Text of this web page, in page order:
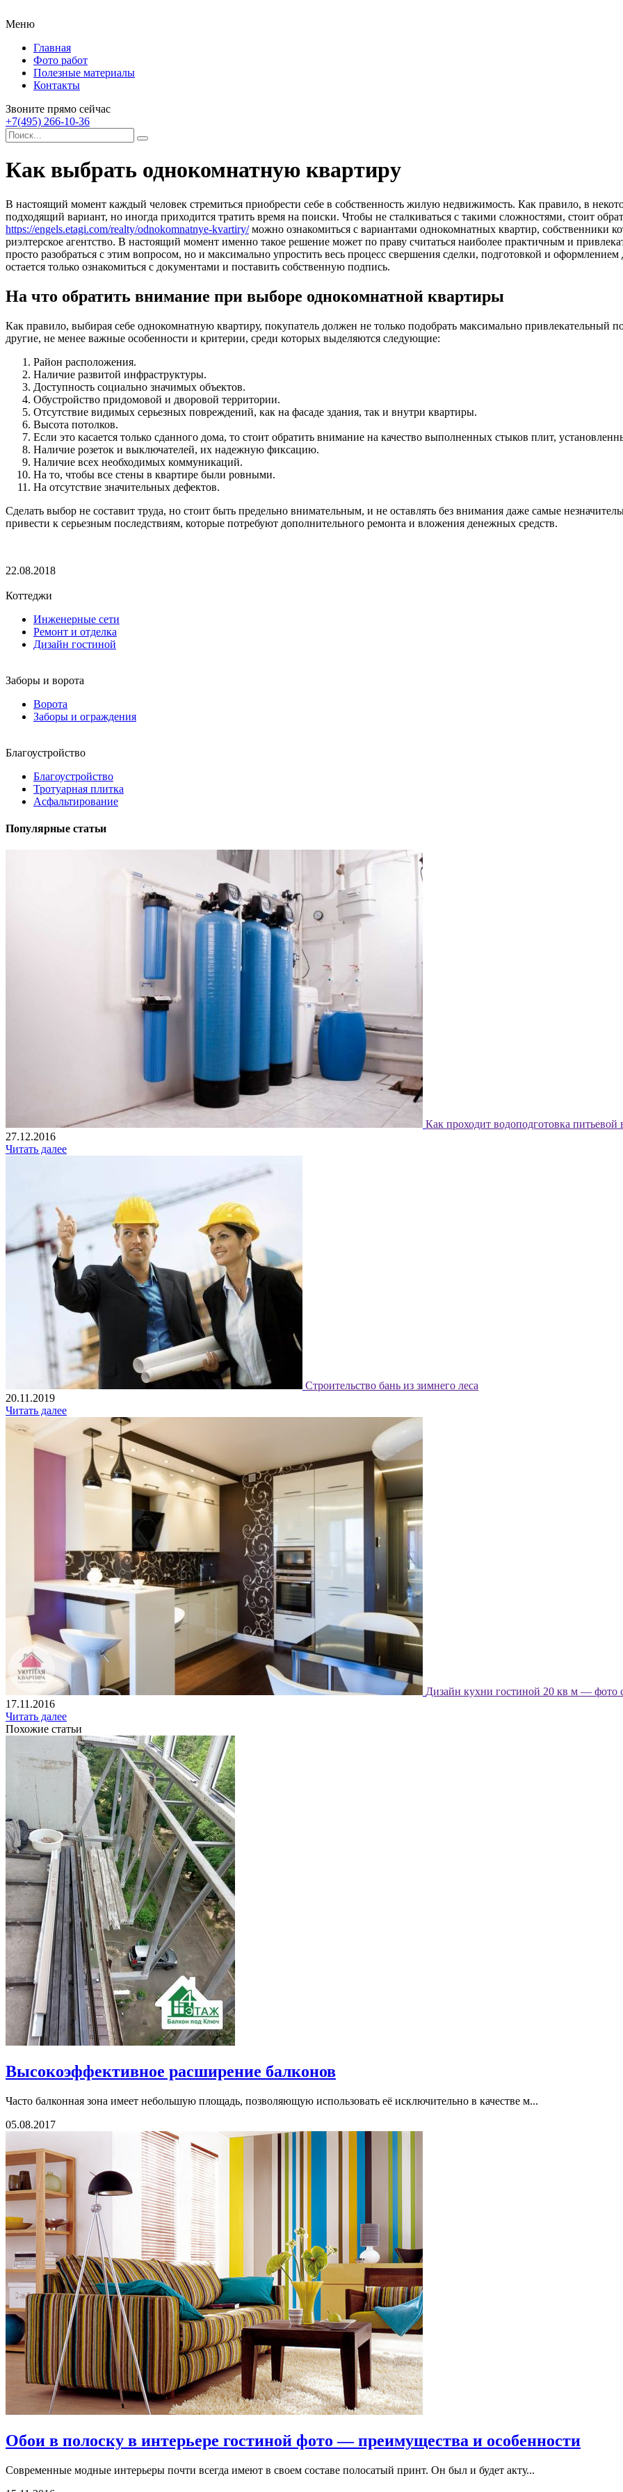
Меню
Главная
Фото работ
Полезные материалы
Контакты
Звоните прямо сейчас
+7(495) 266-10-36
Как выбрать однокомнатную квартиру
В настоящий момент каждый человек стремиться приобрести себе в собственность жилую недвижимость. Как правило, в
подходящий вариант, но иногда приходится тратить время на поиски. Чтобы не сталкиваться с такими сложностями, стоит
https://engels.etagi.com/realty/odnokomnatnye-kvartiry/можно ознакомиться с вариантами однокомнатных квартир, собственники
риэлтерское агентство. В настоящий момент именно такое решение может по праву считаться наиболее практичным и
просто разобраться с этим вопросом, но и максимально упростить весь процесс свершения сделки, подготовкой и
остается только ознакомиться с документами и поставить собственную подпись.
На что обратить внимание при выборе однокомнатной квартиры
Как правило, выбирая себе однокомнатную квартиру, покупатель должен не только подобрать максимально привлекательный
другие, не менее важные особенности и критерии, среди которых выделяются следующие:
Район расположения.
Наличие развитой инфраструктуры.
Доступность социально значимых объектов.
Обустройство придомовой и дворовой территории.
Отсутствие видимых серьезных повреждений, как на фасаде здания, так и внутри квартиры.
Высота потолков.
Если это касается только сданного дома, то стоит обратить внимание на качество выполненных стыков плит,
Наличие розеток и выключателей, их надежную фиксацию.
Наличие всех необходимых коммуникаций.
На то, чтобы все стены в квартире были ровными.
На отсутствие значительных дефектов.
Сделать выбор не составит труда, но стоит быть предельно внимательным, и не оставлять без внимания даже самые
привести к серьезным последствиям, которые потребуют дополнительного ремонта и вложения денежных средств.
22.08.2018
Коттеджи
Инженерные сети
Ремонт и отделка
Дизайн гостиной
Заборы и ворота
Ворота
Заборы и ограждения
Благоустройство
Благоустройство
Тротуарная плитка
Асфальтирование
Популярные статьи
Как проходит водоподготовка питьевой
27.12.2016
Читать далее
Строительство бань из зимнего леса
20.11.2019
Читать далее
Дизайн кухни гостиной 20 кв м — фото
17.11.2016
Читать далее
Похожие статьи
Высокоэффективное расширение балконов
Часто балконная зона имеет небольшую площадь, позволяющую использовать её исключительно в качестве м...
05.08.2017
Обои в полоску в интерьере гостиной фото — преимущества и особенности
Современные модные интерьеры почти всегда имеют в своем составе полосатый принт. Он был и будет акту...